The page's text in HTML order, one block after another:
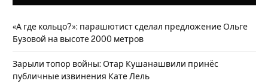
«А где кольцо?»: парашютист сделал предложение Ольге
Бузовой на высоте 2000 метров
Зарыли топор войны: Отар Кушанашвили принёс
публичные извинения Кате Лель